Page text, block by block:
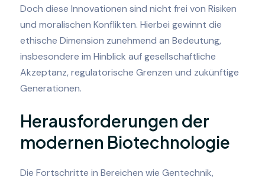
Doch diese Innovationen sind nicht frei von Risiken
und moralischen Konflikten. Hierbei gewinnt die
ethische Dimension zunehmend an Bedeutung,
insbesondere im Hinblick auf gesellschaftliche
Akzeptanz, regulatorische Grenzen und zukünftige
Generationen.
Herausforderungen der
modernen Biotechnologie
Die Fortschritte in Bereichen wie Gentechnik,